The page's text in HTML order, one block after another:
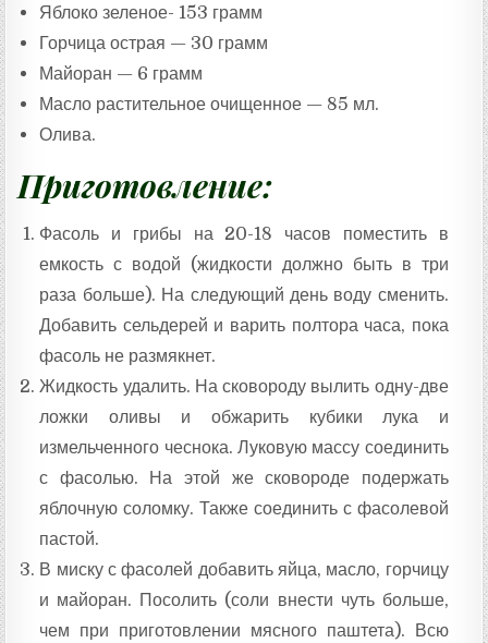
Яблоко зеленое- 153 грамм
Горчица острая — 30 грамм
Майоран — 6 грамм
Масло растительное очищенное — 85 мл.
Олива.
Приготовление:
Фасоль и грибы на 20-18 часов поместить в
емкость с водой (жидкости должно быть в три
раза больше). На следующий день воду сменить.
Добавить сельдерей и варить полтора часа, пока
фасоль не размякнет.
Жидкость удалить. На сковороду вылить одну-две
ложки оливы и обжарить кубики лука и
измельченного чеснока. Луковую массу соединить
с фасолью. На этой же сковороде подержать
яблочную соломку. Также соединить с фасолевой
пастой.
В миску с фасолей добавить яйца, масло, горчицу
и майоран. Посолить (соли внести чуть больше,
чем при приготовлении мясного паштета). Всю